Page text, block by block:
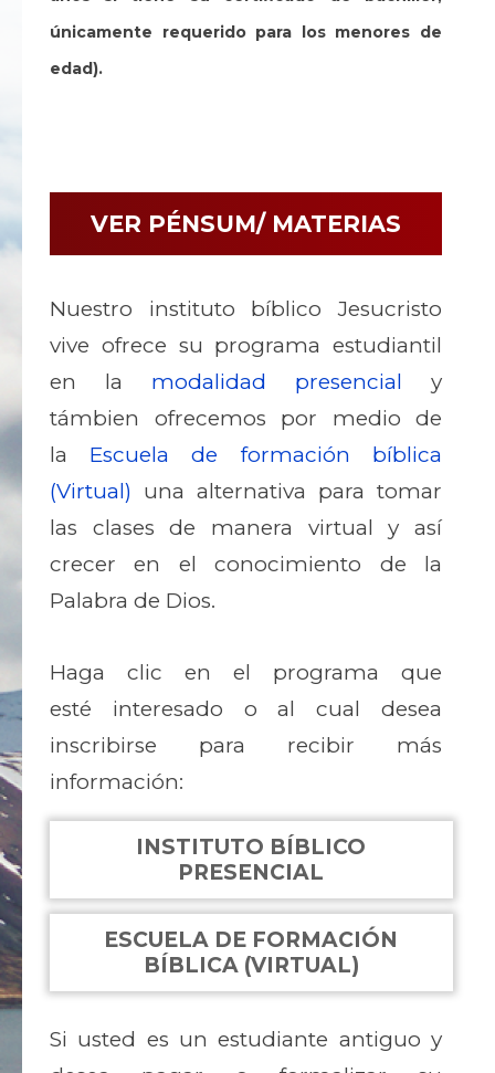
únicamente requerido para los menores de
edad).
VER PÉNSUM/ MATERIAS
Nuestro instituto bíblico Jesucristo
vive ofrece su programa estudiantil
en la modalidad presencial y
támbien ofrecemos por medio de
la Escuela de formación bíblica
(Virtual) una alternativa para tomar
las clases de manera virtual y así
crecer en el conocimiento de la
Palabra de Dios.
Haga clic en el programa que
esté interesado o al cual desea
inscribirse para recibir más
información:
INSTITUTO BÍBLICO
PRESENCIAL
ESCUELA DE FORMACIÓN
BÍBLICA (VIRTUAL)
Si usted es un estudiante antiguo y